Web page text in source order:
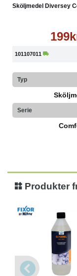
Sköljmedel Diversey
101107011
Typ
Serie
Produkter
Köp